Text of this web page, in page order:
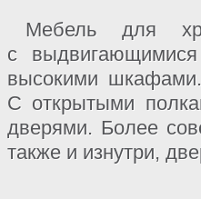
Мебель для
с
высокими
С открытыми
дверями. Более
также и изнутри,